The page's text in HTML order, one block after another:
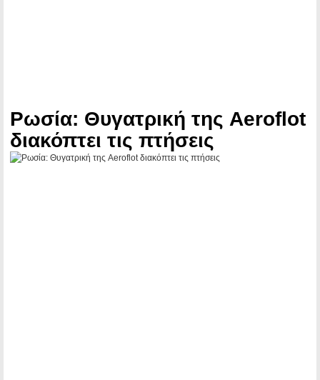
Ρωσία: Θυγατρική της Aeroflot
διακόπτει τις πτήσεις